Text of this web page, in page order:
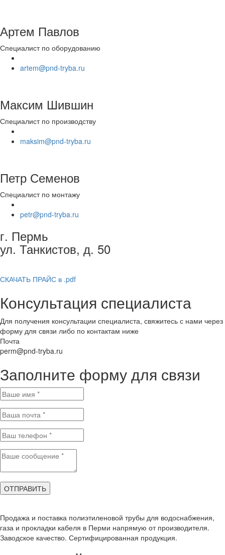
Артем Павлов
Специалист по оборудованию
artem@pnd-tryba.ru
Максим Шившин
Специалист по производству
maksim@pnd-tryba.ru
Петр Семенов
Специалист по монтажу
petr@pnd-tryba.ru
г. Пермь
ул. Танкистов, д. 50
СКАЧАТЬ ПРАЙС в .pdf
Консультация специалиста
Для получения консультации специалиста, свяжитесь с нами через
форму для связи либо по контактам ниже
Почта
perm@pnd-tryba.ru
Заполните форму для связи
ОТПРАВИТЬ
Продажа и поставка полиэтиленовой трубы для водоснабжения,
газа и прокладки кабеля в Перми напрямую от производителя.
Заводское качество. Сертифицированная продукция.